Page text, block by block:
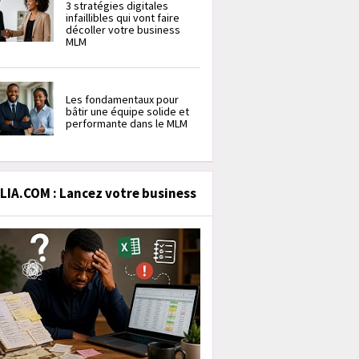
3 stratégies digitales
infaillibles qui vont faire
décoller votre business
MLM
Les fondamentaux pour
bâtir une équipe solide et
performante dans le MLM
: Lancez votre business